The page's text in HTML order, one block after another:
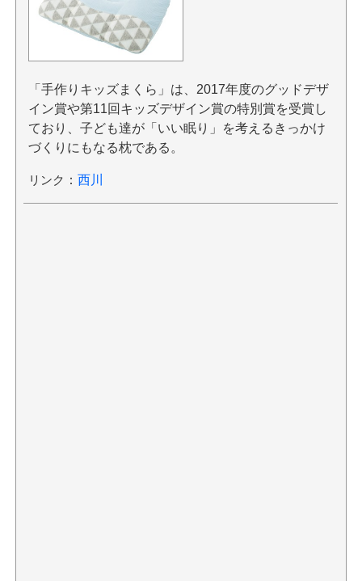
「手作りキッズまくら」は、2017年度のグッドデザ
イン賞や第11回キッズデザイン賞の特別賞を受賞し
ており、子ども達が「いい眠り」を考えるきっかけ
づくりにもなる枕である。
リンク ： 西川